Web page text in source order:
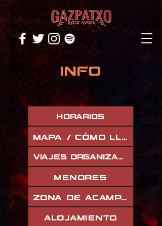
INFO
HORARIOS
MAPA / CÓMO LLEGAR
VIAJES ORGANIZADOS
MENORES
ZONA DE ACAMPADA
ALOJAMIENTO